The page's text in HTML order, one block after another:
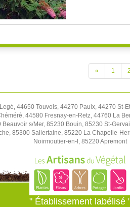
« 1 2
44650 Touvois, 44270 Paulx, 44270 St-
44580 Fresnay-en-Retz, 44760 La
s/Mer, 85230 Bouin, 85230 St-
85300 Sallertaine, 85220 La Chapelle-
Noirmoutier-en-l, 85220 Apremont
" Établissement labélisé